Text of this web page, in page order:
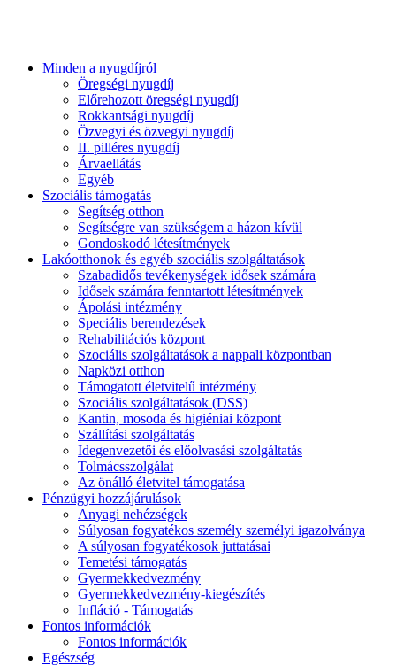
Minden a nyugdíjról
Öregségi nyugdíj
Előrehozott öregségi nyugdíj
Rokkantsági nyugdíj
Özvegyi és özvegyi nyugdíj
II. pilléres nyugdíj
Árvaellátás
Egyéb
Szociális támogatás
Segítség otthon
Segítségre van szükségem a házon kívül
Gondoskodó létesítmények
Lakóotthonok és egyéb szociális szolgáltatások
Szabadidős tevékenységek idősek számára
Idősek számára fenntartott létesítmények
Ápolási intézmény
Speciális berendezések
Rehabilitációs központ
Szociális szolgáltatások a nappali központban
Napközi otthon
Támogatott életvitelű intézmény
Szociális szolgáltatások (DSS)
Kantin, mosoda és higiéniai központ
Szállítási szolgáltatás
Idegenvezetői és előolvasási szolgáltatás
Tolmácsszolgálat
Az önálló életvitel támogatása
Pénzügyi hozzájárulások
Anyagi nehézségek
Súlyosan fogyatékos személy személyi igazolványa
A súlyosan fogyatékosok juttatásai
Temetési támogatás
Gyermekkedvezmény
Gyermekkedvezmény-kiegészítés
Infláció - Támogatás
Fontos információk
Fontos információk
Egészség